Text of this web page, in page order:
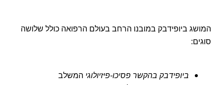
המושג ביופידבק במובנו הרחב בעולם הרפואה כולל שלושה
סוגים:
ביופידבק בהקשר פסיכו-פיזיולוגי המשלב